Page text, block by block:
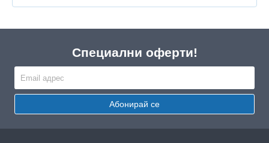
Специални оферти!
Абонирай се